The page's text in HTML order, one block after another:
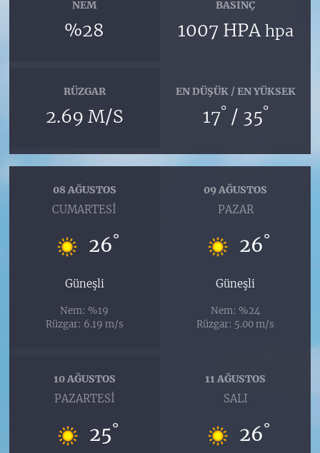
NEM
%28
BASINÇ
1007 HPAhpa
RÜZGAR
2.69 M/S
EN DÜŞÜK / EN YÜKSEK
17° / 35°
08 AĞUSTOS
CUMARTESI
26°
Güneşli
Nem: %19
Rüzgar: 6.19 m/s
09 AĞUSTOS
PAZAR
26°
Güneşli
Nem: %24
Rüzgar: 5.00 m/s
10 AĞUSTOS
PAZARTESI
25°
11 AĞUSTOS
SALI
26°